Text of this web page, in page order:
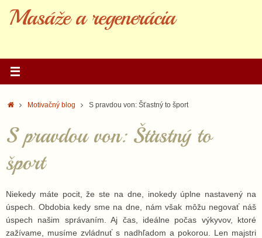
Masáže a regenerácia
HomeMotivačný blog S pravdou von: Šťastný to šport
S pravdou von: Šťastný to
šport
Niekedy máte pocit, že ste na dne, inokedy úplne nastavený na
úspech. Obdobia kedy sme na dne, nám však môžu negovať náš
úspech našim správaním. Aj čas, ideálne počas výkyvov, ktoré
zažívame, musíme zvládnuť s nadhľadom a pokorou. Len majstri